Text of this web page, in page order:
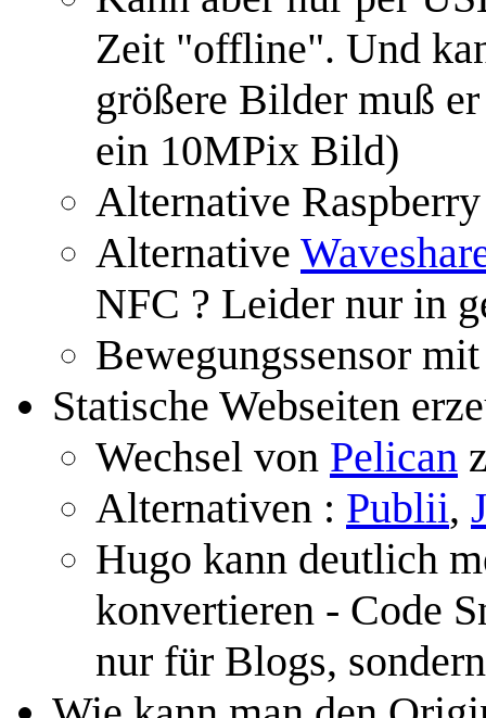
Zeit "offline". Und
größere Bilder muß
ein 10MPix Bild)
Alternative
Alternative
NFC ? Leider nur in
Bewegungssensor
Statische Webseiten
Wechsel von Pelican
Alternativen : Publii,
Hugo kann deutlich
konvertieren - Code
nur für Blogs,